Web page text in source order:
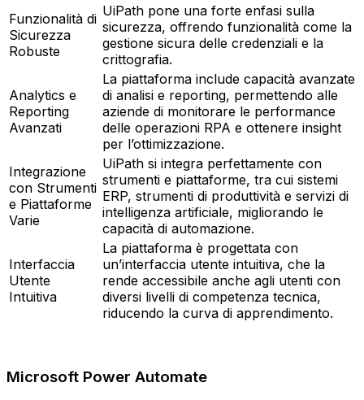
Funzionalità di
Sicurezza
Robuste
UiPath pone una forte enfasi sulla
sicurezza, offrendo funzionalità come la
gestione sicura delle credenziali e la
crittografia.
Analytics e
Reporting
Avanzati
La piattaforma include capacità avanzate
di analisi e reporting, permettendo alle
aziende di monitorare le performance
delle operazioni RPA e ottenere insight
per l’ottimizzazione.
Integrazione
con Strumenti
e Piattaforme
Varie
UiPath si integra perfettamente con
strumenti e piattaforme, tra cui sistemi
ERP, strumenti di produttività e servizi di
intelligenza artificiale, migliorando le
capacità di automazione.
Interfaccia
Utente
Intuitiva
La piattaforma è progettata con
un’interfaccia utente intuitiva, che la
rende accessibile anche agli utenti con
diversi livelli di competenza tecnica,
riducendo la curva di apprendimento.
Microsoft Power Automate